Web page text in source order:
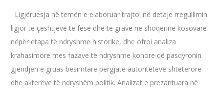
Ligjëruesja në temën e elaboruar trajtoi në detaje rregullimin
ligjor të çështjeve të fesë dhe të grave në shoqërinë kosovare
nëpër etapa të ndryshme historike, dhe ofroi analiza
krahasimore mes fazave të ndryshme kohore që pasqyronin
gjendjen e gruas besimtare përgjatë autoriteteve shtetërore
dhe akterëve të ndryshëm politik. Analizat e prezantuara në